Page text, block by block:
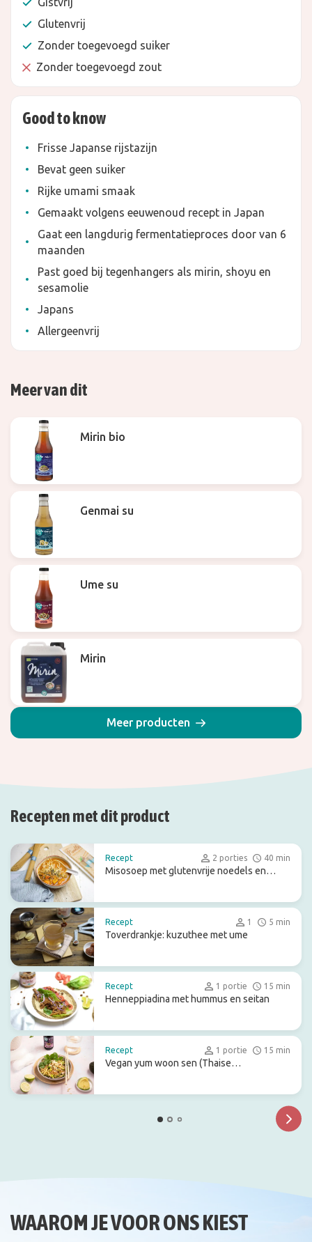
Glutenvrij
Zonder toegevoegd suiker
Zonder toegevoegd zout
Good to know
Frisse Japanse rijstazijn
Bevat geen suiker
Rijke umami smaak
Gemaakt volgens eeuwenoud recept in Japan
Gaat een langdurig fermentatieproces door van 6
maanden
Past goed bij tegenhangers als mirin, shoyu en
sesamolie
Japans
Allergeenvrij
Meer van dit
Mirin bio
Genmai su
Ume su
Mirin
Meer producten
Recepten met dit product
Recept 2 porties 40 min
Misosoep met glutenvrije noedels en
Recept 1 5 min
Toverdrankje: kuzuthee met ume
Recept 1 portie 15 min
Henneppiadina met hummus en seitan
Recept 1 portie 15 min
Vegan yum woon sen (Thaise
WAAROM JE VOOR ONS KIEST